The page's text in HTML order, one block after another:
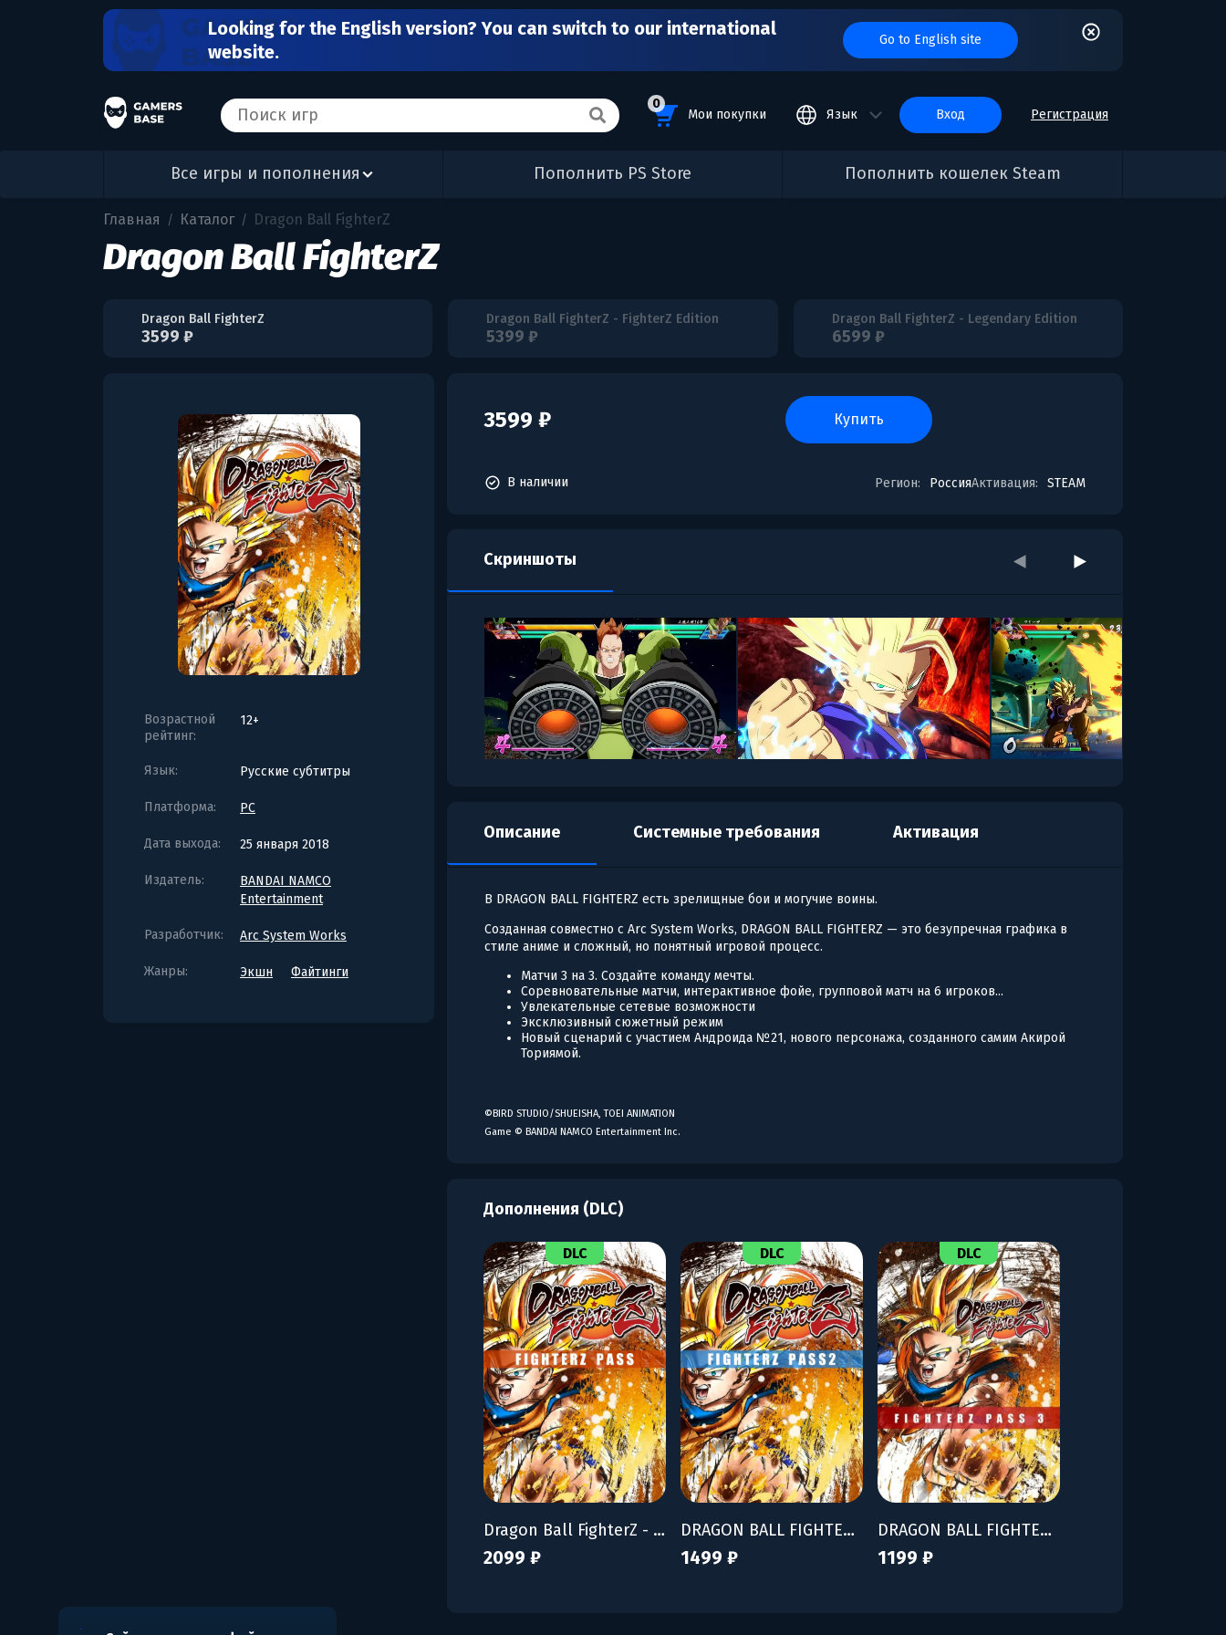
Looking for the English version? You can switch to our international
website.
Go to English site
0
Мои покупки Язык вход Регистрация
Все игры и пополнения Пополнить PS Store Пополнить кошелек Steam
Главная / Каталог / Dragon Ball FighterZ
Dragon Ball FighterZ
Dragon Ball FighterZ
3599 ₽
Dragon Ball FighterZ - FighterZ Edition
5399 ₽
Dragon Ball FighterZ - Legendary Edition
6599 ₽
Возрастной
рейтинг:
12+
Язык: Русские субтитры
Платформа: PC
Дата выхода: 25 января 2018
Издатель:
BANDAI NAMCO
Entertainment
Разработчик: Arc System Works
Жанры: Экшн Файтинги
3599 ₽ купить
Регион: РоссияАктивация: STEAM
В наличии
Скриншоты
Описание Системные требования Активация
В DRAGON BALL FIGHTERZ есть зрелищные бои и могучие воины.
Созданная совместно с Arc System Works, DRAGON BALL FIGHTERZ — это безупречная графика в
стиле аниме и сложный, но понятный игровой процесс.
Матчи 3 на 3. Создайте команду мечты.
Соревновательные матчи, интерактивное фойе, групповой матч на 6 игроков...
Увлекательные сетевые возможности
Эксклюзивный сюжетный режим
Новый сценарий с участием Андроида №21, нового персонажа, созданного самим Акирой
Ториямой.
©BIRD STUDIO/SHUEISHA, TOEI ANIMATION
Game © BANDAI NAMCO Entertainment Inc.
Дополнения (DLC)
DLC
Dragon Ball FighterZ - FighterZ Pass
2099 ₽
DLC
DRAGON BALL FIGHTERZ - FighterZ Pass 2
1499 ₽
DLC
DRAGON BALL FIGHTERZ - FighterZ Pass 3
1199 ₽